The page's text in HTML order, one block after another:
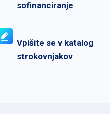
sofinanciranje
Vpišite se v katalog
strokovnjakov